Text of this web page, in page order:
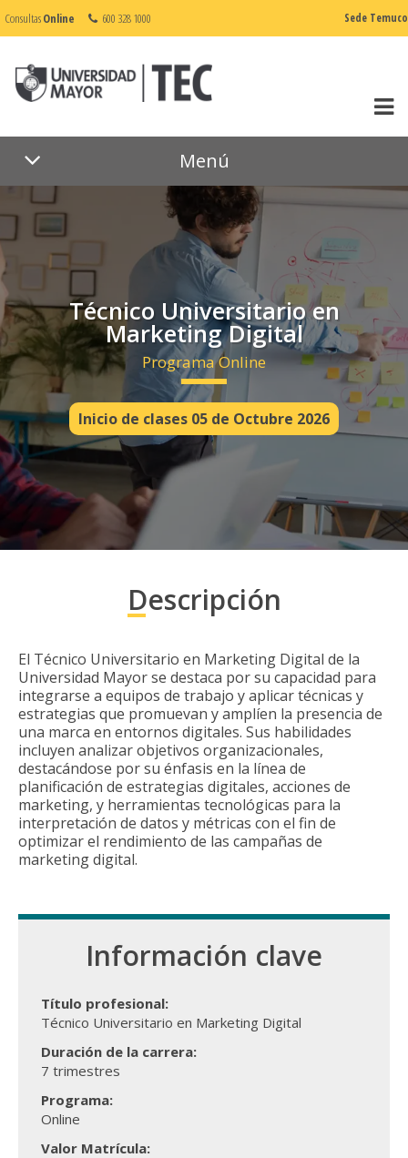
ConsultasOnline 600 328 1000 Sede Temuco
Menú
Técnico Universitario en
Marketing Digital
Programa Online
Inicio de clases 05 de Octubre 2026
Descripción
El Técnico Universitario en Marketing Digital de la
Universidad Mayor se destaca por su capacidad para
integrarse a equipos de trabajo y aplicar técnicas y
estrategias que promuevan y amplíen la presencia de
una marca en entornos digitales. Sus habilidades
incluyen analizar objetivos organizacionales,
destacándose por su énfasis en la línea de
planificación de estrategias digitales, acciones de
marketing, y herramientas tecnológicas para la
interpretación de datos y métricas con el fin de
optimizar el rendimiento de las campañas de
marketing digital.
Información clave
Título profesional:
Técnico Universitario en Marketing Digital
Duración de la carrera:
7 trimestres
Programa:
Online
Valor Matrícula: